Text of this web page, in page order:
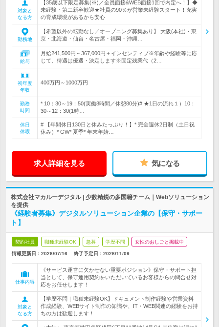
対象と
なる方
【35歳以下限定募集(※)／全員面接&WEB面接1回で内定へ！】◆
未経験・第二新卒歓迎★社員の90％が営業未経験スタート！充実
の育成環境があるから安心
勤務地
【希望以外の転勤なし／オープニング募集あり】 大阪(本社)・東
京・北海道・仙台・名古屋・福岡・沖縄…
給与
月給241,500円～367,000円＋インセンティブ※年齢や経験等に応
じて、待遇は優遇・決定します※固定残業代（2…
初年度
年収
400万円～1000万円
勤務
時間
* 10：30～19：50(実働8時間／休憩80分)# ★1日の流れ１）10：
30～12：30(1時…
休日
休暇
# 【年間休日130日と休みたっぷり！】* 完全週休2日制（土日祝
休み）* GW* 夏季* 年末年始…
求人詳細を見る 気になる
株式会社マカルーデジタル | 少数精鋭の多国籍チーム｜Webソリューション
を提供
《経験者募集》デジタルソリューション企業の【保守・サポー
ト】
契約社員 職種未経験OK 急募 学歴不問 女性のおしごと掲載中
情報更新日：2026/07/16 終了予定日： 2026/11/09
仕事内容
《サービス運営に欠かせない重要ポジション》保守・サポート担
当として、保守運用契約をいただいているお客様からの問合せ対
応をお任せします！
対象と
なる方
【学歴不問｜職種未経験OK】ドキュメント制作経験や営業資料
作成経験、WEBサイト制作の知識や、IT・WEB関連の経験をお持
ちの方は歓迎します！